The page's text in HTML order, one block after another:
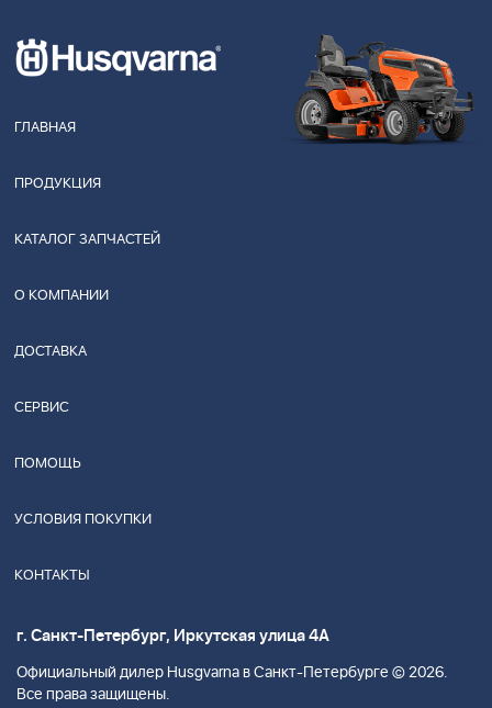
ГЛАВНАЯ
ПРОДУКЦИЯ
КАТАЛОГ ЗАПЧАСТЕЙ
О КОМПАНИИ
ДОСТАВКА
СЕРВИС
ПОМОЩЬ
УСЛОВИЯ ПОКУПКИ
КОНТАКТЫ
г. Санкт-Петербург, Иркутская улица 4А
Официальный дилер Husgvarna в Санкт-Петербурге © 2026.
Все права защищены.